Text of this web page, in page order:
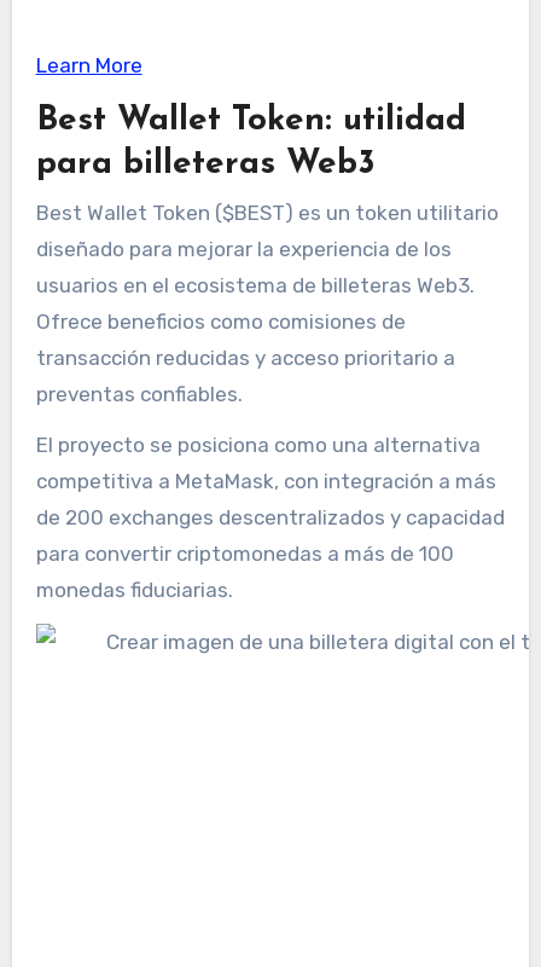
Learn More
Best Wallet Token: utilidad
para billeteras Web3
Best Wallet Token ($BEST) es un token utilitario
diseñado para mejorar la experiencia de los
usuarios en el ecosistema de billeteras Web3.
Ofrece beneficios como comisiones de
transacción reducidas y acceso prioritario a
preventas confiables.
El proyecto se posiciona como una alternativa
competitiva a MetaMask, con integración a más
de 200 exchanges descentralizados y capacidad
para convertir criptomonedas a más de 100
monedas fiduciarias.